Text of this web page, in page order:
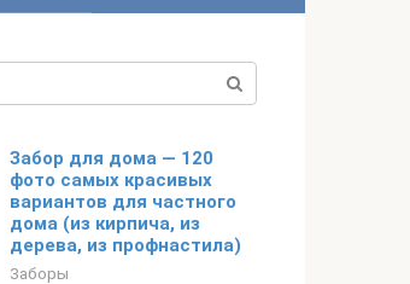
Забор для дома — 120
фото самых красивых
вариантов для частного
дома (из кирпича, из
дерева, из профнастила)
Заборы